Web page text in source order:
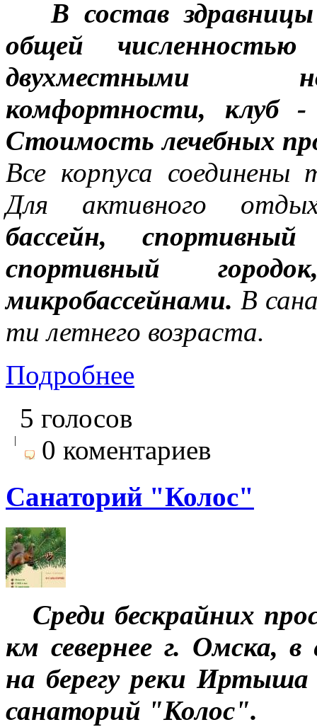
В состав
общей
двухместными
комфортности, клуб -
Стоимость лечебных
Все корпуса соединены
Для активного
бассейн,
спортивный
микробассейнами. В
ти летнего возраста.
Подробнее
5 голосов
|
0 коментариев
Санаторий "Колос"
Среди бескрайних
км севернее г. Омска, в
на берегу реки Иртыша
санаторий "Колос".